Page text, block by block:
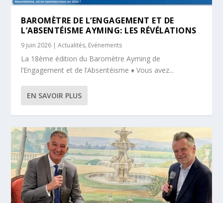
BAROMÈTRE DE L’ENGAGEMENT ET DE
L’ABSENTÉISME AYMING: LES RÉVÉLATIONS
9 juin 2026 |Actualités, Evénements
La 18ème édition du Baromètre Ayming de
l’Engagement et de l’Absentéisme ♦ Vous avez...
EN SAVOIR PLUS